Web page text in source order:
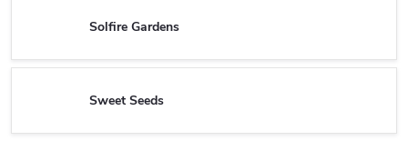
Solfire Gardens
Sweet Seeds